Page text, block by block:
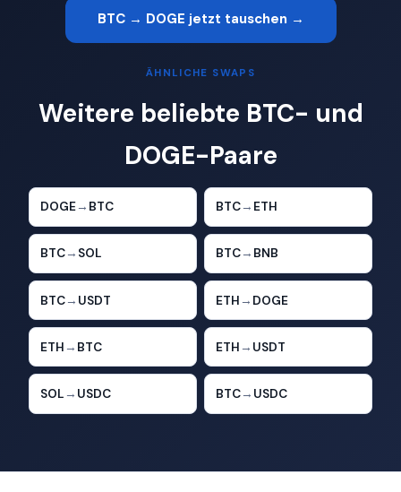
BTC → DOGE jetzt tauschen →
ÄHNLICHE SWAPS
Weitere beliebte BTC- und
DOGE-Paare
DOGE→ BTC BTC→ ETH
BTC→ SOL BTC→ BNB
BTC→ USDT ETH → DOGE
ETH → BTC ETH → USDT
SOL → USDC BTC→ USDC